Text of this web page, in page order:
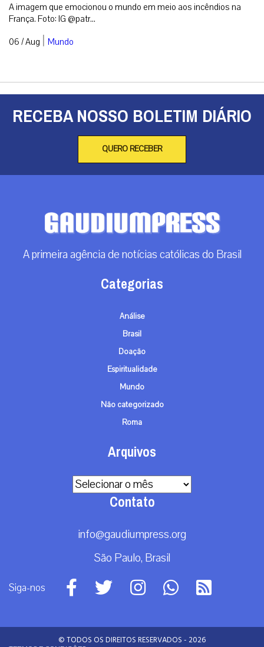
A imagem que emocionou o mundo em meio aos incêndios na
França. Foto: IG @patr...
06 / Aug | Mundo
RECEBA NOSSO BOLETIM DIÁRIO
QUERO RECEBER
A primeira agência de notícias católicas do Brasil
Categorias
Análise
Brasil
Doação
Espiritualidade
Mundo
Não categorizado
Roma
Arquivos
Arquivos
Contato
info@gaudiumpress.org
São Paulo, Brasil
Siga-nos
© TODOS OS DIREITOS RESERVADOS - 2026